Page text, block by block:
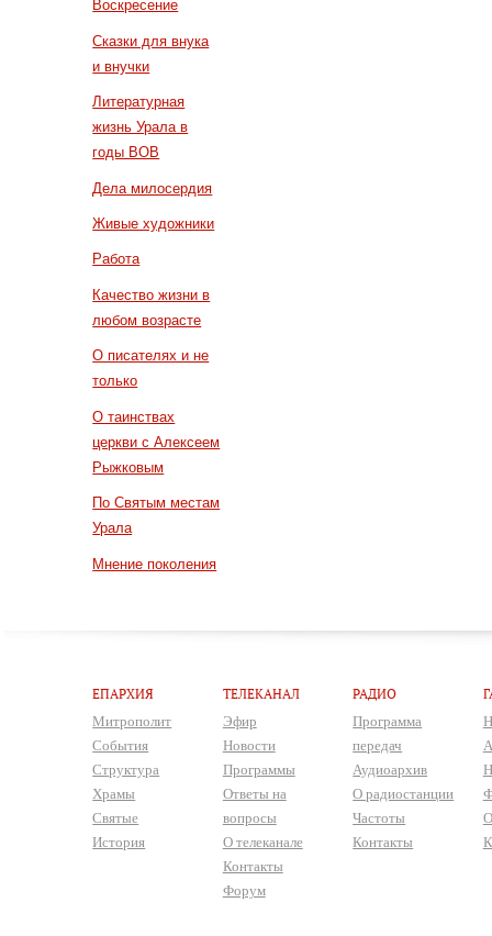
Воскресение
Сказки для внука
и внучки
Литературная
жизнь Урала в
годы ВОВ
Дела милосердия
Живые художники
Работа
Качество жизни в
любом возрасте
О писателях и не
только
О таинствах
церкви с Алексеем
Рыжковым
По Святым местам
Урала
Мнение поколения
ЕПАРХИЯ
Митрополит
События
Структура
Храмы
Святые
История
ТЕЛЕКАНАЛ
Эфир
Новости
Программы
Ответы на
вопросы
О телеканале
Контакты
Форум
РАДИО
Программа
передач
Аудиоархив
О радиостанции
Частоты
Контакты